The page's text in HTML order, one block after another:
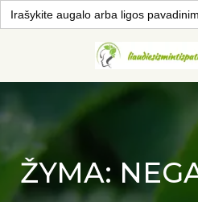
Search
for:Skip to
ŽYMA: